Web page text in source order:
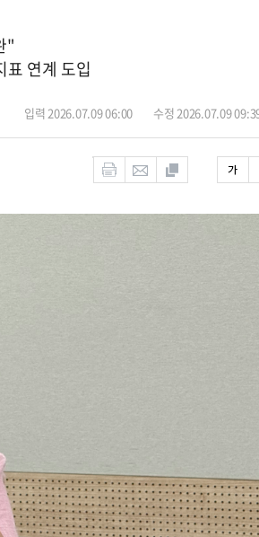
"
연계 도입
입력 2026.07.09 06:00 수정 2026.07.09